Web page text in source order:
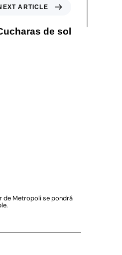
ARTICLE
de sol
de Metropoli se pondrá